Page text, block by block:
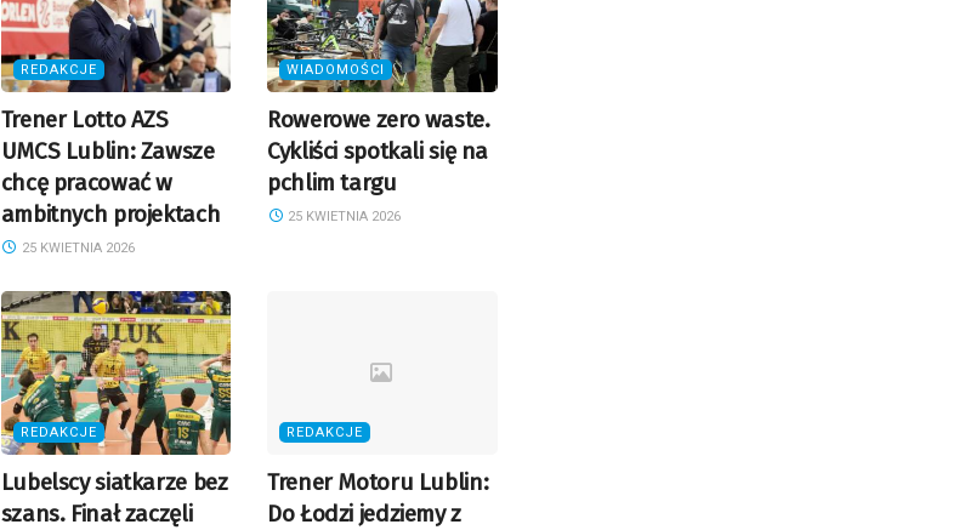
REDAKCJE
Trener Lotto AZS
UMCS Lublin: Zawsze
chcę pracować w
ambitnych projektach
25 KWIETNIA 2026
WIADOMOŚCI
Rowerowe zero waste.
Cykliści spotkali się na
pchlim targu
25 KWIETNIA 2026
REDAKCJE
Lubelscy siatkarze bez
szans. Finał zaczęli
REDAKCJE
Trener Motoru Lublin:
Do Łodzi jedziemy z